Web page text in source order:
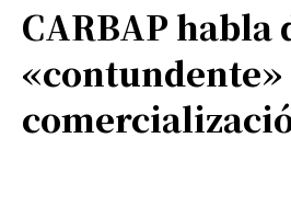
CARBAP habla
«contundente»